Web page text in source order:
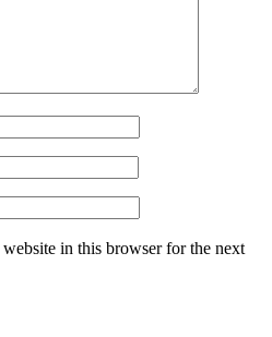
in this browser for the next